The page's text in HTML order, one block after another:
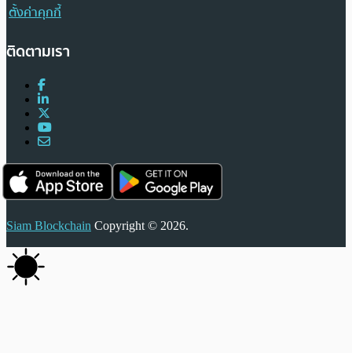
ตั้งค่าคุกกี้
ติดตามเรา
Siam Blockchain Copyright © 2026.